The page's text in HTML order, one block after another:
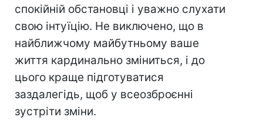
спокійній обстановці і уважно слухати
свою інтуїцію. Не виключено, що в
найближчому майбутньому ваше
життя кардинально зміниться, і до
цього краще підготуватися
заздалегідь, щоб у всеозброєнні
зустріти зміни.